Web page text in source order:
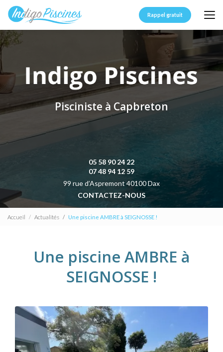
Aller
contenu
principal
Rappel gratuit
Pisciniste à Capbreton
05 58 90 24 22
07 48 94 12 59
99 rue d’Aspremont 40100 Dax
CONTACTEZ-NOUS
Accueil Actualités Une piscine AMBRE à SEIGNOSSE !
Une piscine AMBRE à
SEIGNOSSE !